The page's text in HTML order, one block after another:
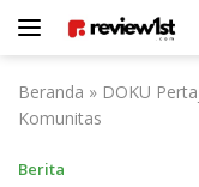
Beranda » DOKU
Komunitas
Berita